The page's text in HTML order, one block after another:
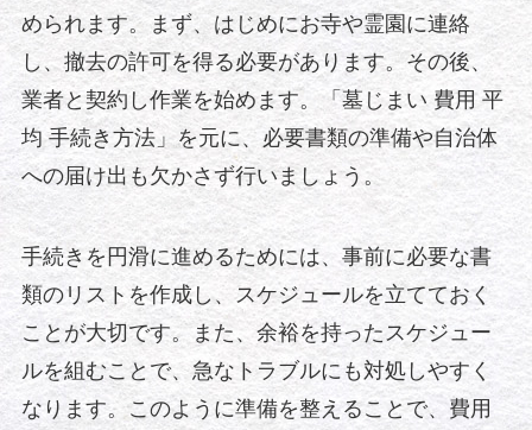
められます。まず、はじめにお寺や霊園に連絡
し、撤去の許可を得る必要があります。その後、
業者と契約し作業を始めます。「墓じまい 費用 平
均 手続き方法」を元に、必要書類の準備や自治体
への届け出も欠かさず行いましょう。
手続きを円滑に進めるためには、事前に必要な書
類のリストを作成し、スケジュールを立てておく
ことが大切です。また、余裕を持ったスケジュー
ルを組むことで、急なトラブルにも対処しやすく
なります。このように準備を整えることで、費用